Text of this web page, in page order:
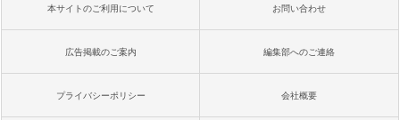
本サイトのご利用について お問い合わせ
広告掲載のご案内 編集部へのご連絡
プライバシーポリシー 会社概要